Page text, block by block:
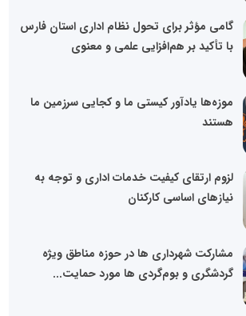
گامی مؤثر برای تحول نظام اداری استان فارس
با تأکید بر هم‌افزایی علمی و معنوی
موزه‌ها یادآور کیستی ما و کجایی سرزمین ما
هستند
لزوم ارتقای کیفیت خدمات اداری و توجه به
نیازهای اساسی کارکنان
مشارکت شهرداری ها در حوزه مناطق ویژه
گردشگری و بوم‌گردی ها مورد حمایت...